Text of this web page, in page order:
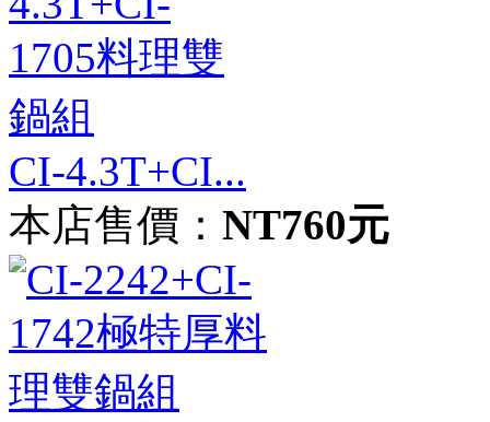
CI-4.3T+CI...
本店售價： NT760元